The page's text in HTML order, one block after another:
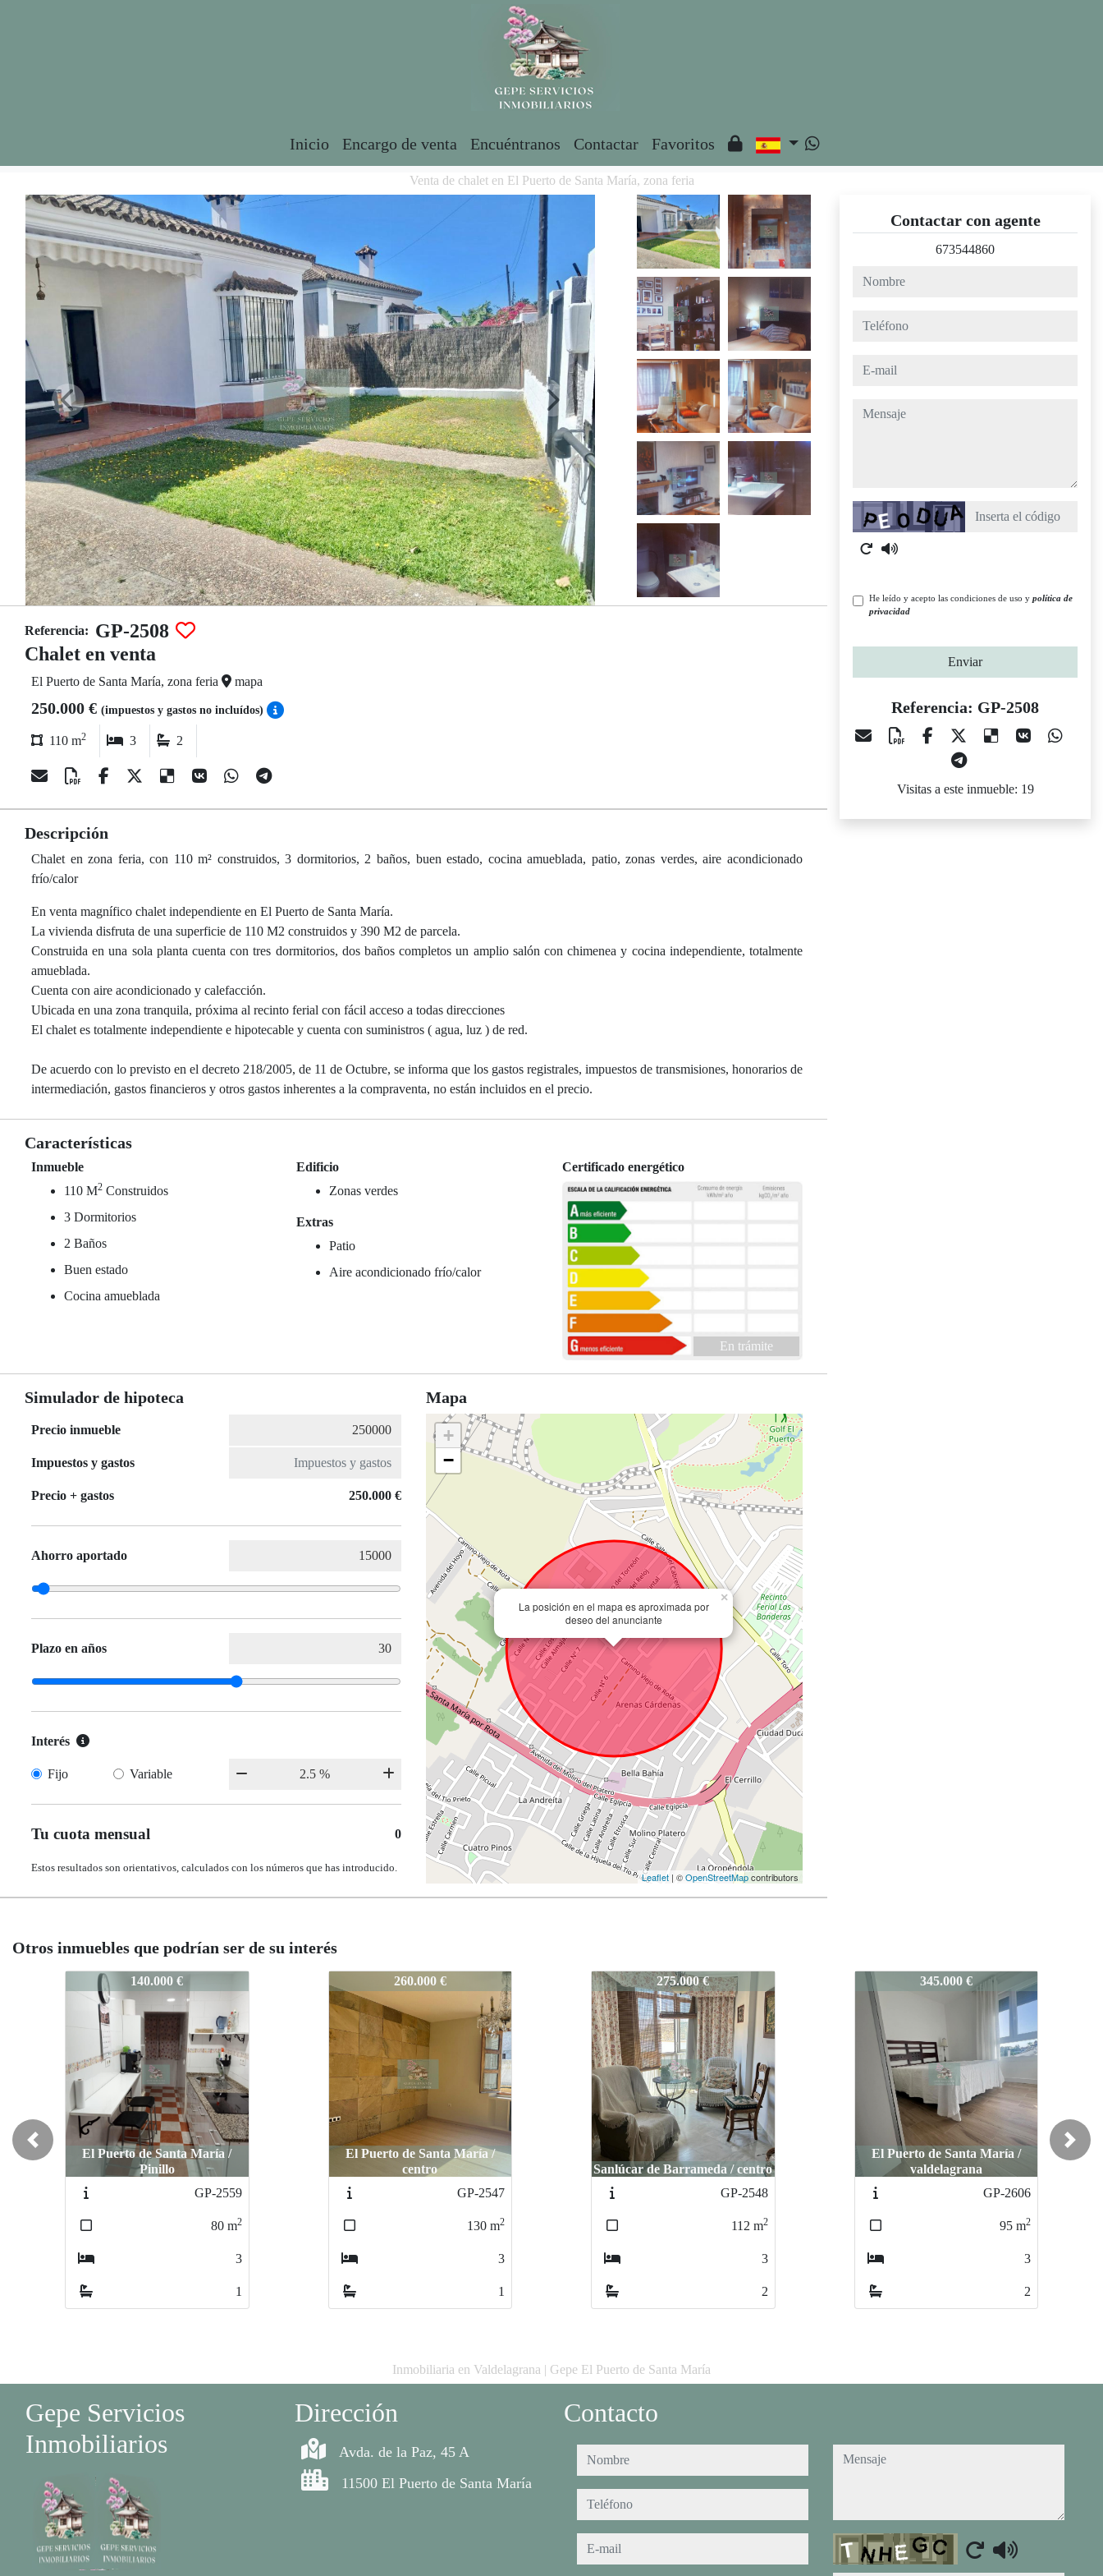
Inicio Encargo de venta Encuéntranos Contactar Favoritos
Venta de chalet en El Puerto de Santa María, zona feria
Referencia: GP-2508
Chalet en venta
El Puerto de Santa María, zona feria mapa
250.000 € (impuestos y gastos no incluídos)
110 m2 3 2
Descripción
Chalet en zona feria, con 110 m² construidos, 3 dormitorios, 2 baños, buen estado, cocina amueblada, patio, zonas verdes, aire acondicionado
frío/calor
En venta magnífico chalet independiente en El Puerto de Santa María.
La vivienda disfruta de una superficie de 110 M2 construidos y 390 M2 de parcela.
Construida en una sola planta cuenta con tres dormitorios, dos baños completos un amplio salón con chimenea y cocina independiente, totalmente
amueblada.
Cuenta con aire acondicionado y calefacción.
Ubicada en una zona tranquila, próxima al recinto ferial con fácil acceso a todas direcciones
El chalet es totalmente independiente e hipotecable y cuenta con suministros ( agua, luz ) de red.
De acuerdo con lo previsto en el decreto 218/2005, de 11 de Octubre, se informa que los gastos registrales, impuestos de transmisiones, honorarios de
intermediación, gastos financieros y otros gastos inherentes a la compraventa, no están incluidos en el precio.
Características
Inmueble
110 M2 Construidos
3 Dormitorios
2 Baños
Buen estado
Cocina amueblada
Edificio
Zonas verdes
Extras
Patio
Aire acondicionado frío/calor
Certificado energético
En trámite
Simulador de hipoteca
Precio inmueble
Impuestos y gastos
Precio + gastos 250.000 €
Ahorro aportado
Plazo en años
Interés
Fijo Variable
Tu cuota mensual 0
Estos resultados son orientativos, calculados con los números que has introducido.
Mapa
La posición en el mapa es aproximada por
deseo del anunciante
×
+
−
Leaflet | ©OpenStreetMapcontributors
Contactar con agente
673544860
nombre
teléfono
e-mail
mensaje
Captcha
He leído y acepto las condiciones de uso y política de
privacidad
Enviar
Referencia: GP-2508
Visitas a este inmueble: 19
Otros inmuebles que podrían ser de su interés
GP-2508
260.000 €
El Puerto de Santa María /
centro
GP-2547
130 m2
3
1
275.000 €
Sanlúcar de Barrameda / centro
GP-2548
112 m2
3
2
GP-2508 345.000 €
El Puerto de Santa María /
valdelagrana
GP-2606
95 m2
3
2
GP-2508 135.000 €
El Puerto de Santa María /
centro
GP-2555
49 m2
2
1
Previous Next
Inmobiliaria en Valdelagrana | Gepe El Puerto de Santa María
Gepe Servicios
Inmobiliarios
Dirección
Avda. de la Paz, 45 A
11500 El Puerto de Santa María
Contacto
nombre
teléfono
e-mail
mensaje
Captcha